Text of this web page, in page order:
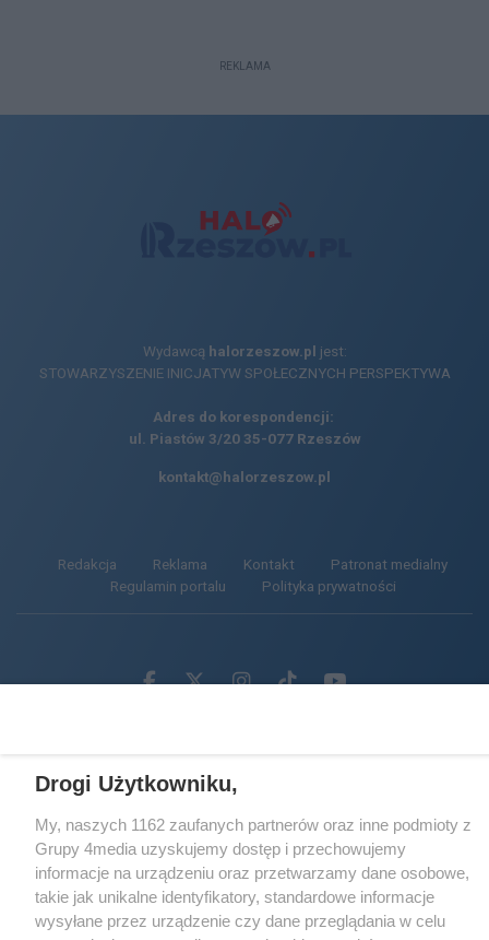
REKLAMA
Wydawcą halorzeszow.pl jest:
STOWARZYSZENIE INICJATYW SPOŁECZNYCH PERSPEKTYWA
Adres do korespondencji:
ul. Piastów 3/20 35-077 Rzeszów
kontakt@halorzeszow.pl
Redakcja Reklama Kontakt
Patronat medialny
Regulamin portalu
Polityka prywatności
Facebook.com
X.comInstagram.com
Tiktok.comYoutube.com
Drogi Użytkowniku,
My, naszych 1162 zaufanych partnerów oraz inne podmioty z
Grupy 4media uzyskujemy dostęp i przechowujemy
informacje na urządzeniu oraz przetwarzamy dane osobowe,
takie jak unikalne identyfikatory, standardowe informacje
wysyłane przez urządzenie czy dane przeglądania w celu